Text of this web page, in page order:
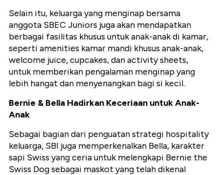
Selain itu, keluarga yang menginap bersama
anggota SBEC Juniors juga akan mendapatkan
berbagai fasilitas khusus untuk anak-anak di kamar,
seperti amenities kamar mandi khusus anak-anak,
welcome juice, cupcakes, dan activity sheets,
untuk memberikan pengalaman menginap yang
lebih hangat dan menyenangkan bagi si kecil.
Bernie & Bella Hadirkan Keceriaan untuk Anak-
Anak
Sebagai bagian dari penguatan strategi hospitality
keluarga, SBI juga memperkenalkan Bella, karakter
sapi Swiss yang ceria untuk melengkapi Bernie the
Swiss Dog sebagai maskot yang telah dikenal